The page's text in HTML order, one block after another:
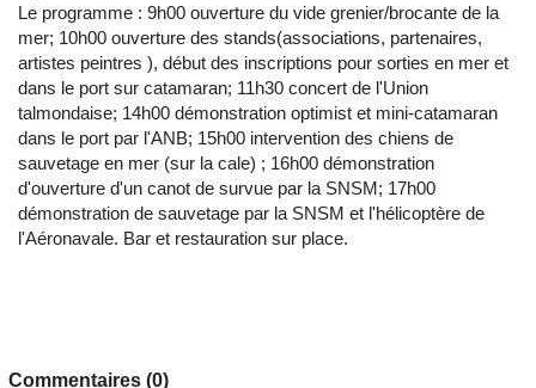
Le programme : 9h00 ouverture du vide grenier/brocante de la
mer; 10h00 ouverture des stands(associations, partenaires,
artistes peintres ), début des inscriptions pour sorties en mer et
dans le port sur catamaran; 11h30 concert de l'Union
talmondaise; 14h00 démonstration optimist et mini-catamaran
dans le port par l'ANB; 15h00 intervention des chiens de
sauvetage en mer (sur la cale) ; 16h00 démonstration
d'ouverture d'un canot de survue par la SNSM; 17h00
démonstration de sauvetage par la SNSM et l'hélicoptère de
l'Aéronavale. Bar et restauration sur place.
Commentaires (0)